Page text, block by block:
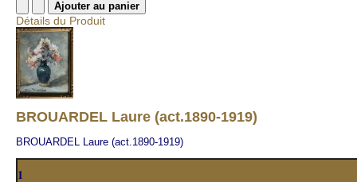
Détails du Produit
BROUARDEL Laure (act.1890-1919)
BROUARDEL Laure (act.1890-1919)